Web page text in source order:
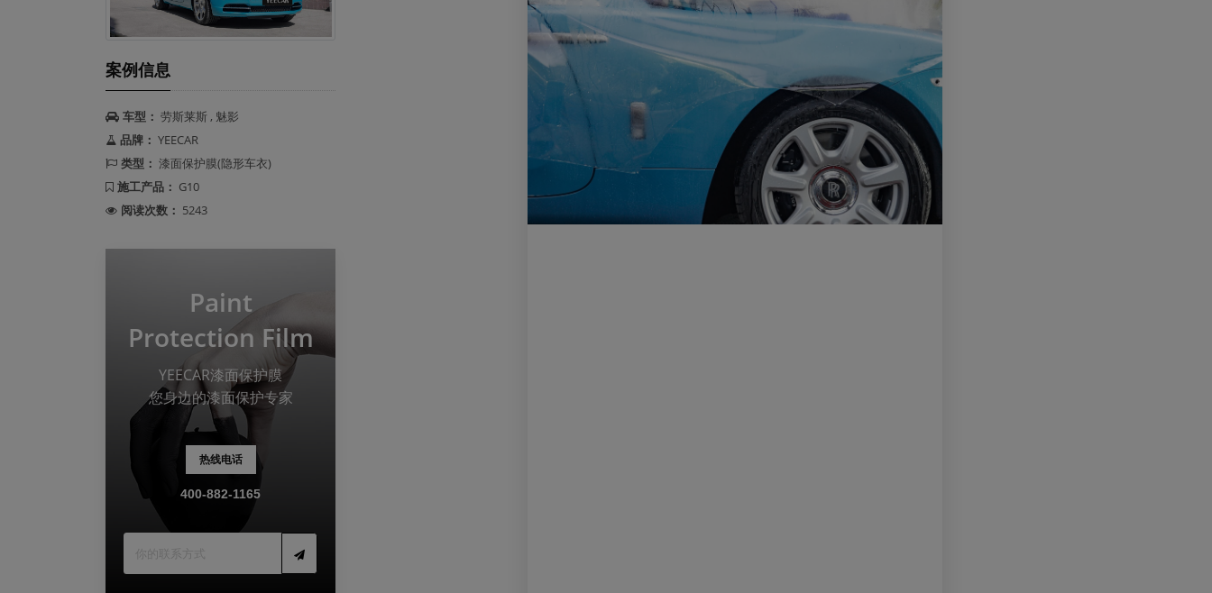
案例信息
车型： 劳斯莱斯 , 魅影
品牌： YEECAR
类型： 漆面保护膜(隐形车衣)
施工产品： G10
阅读次数： 5243
Paint
Protection Film
YEECAR漆面保护膜
您身边的漆面保护专家
热线电话
400-882-1165